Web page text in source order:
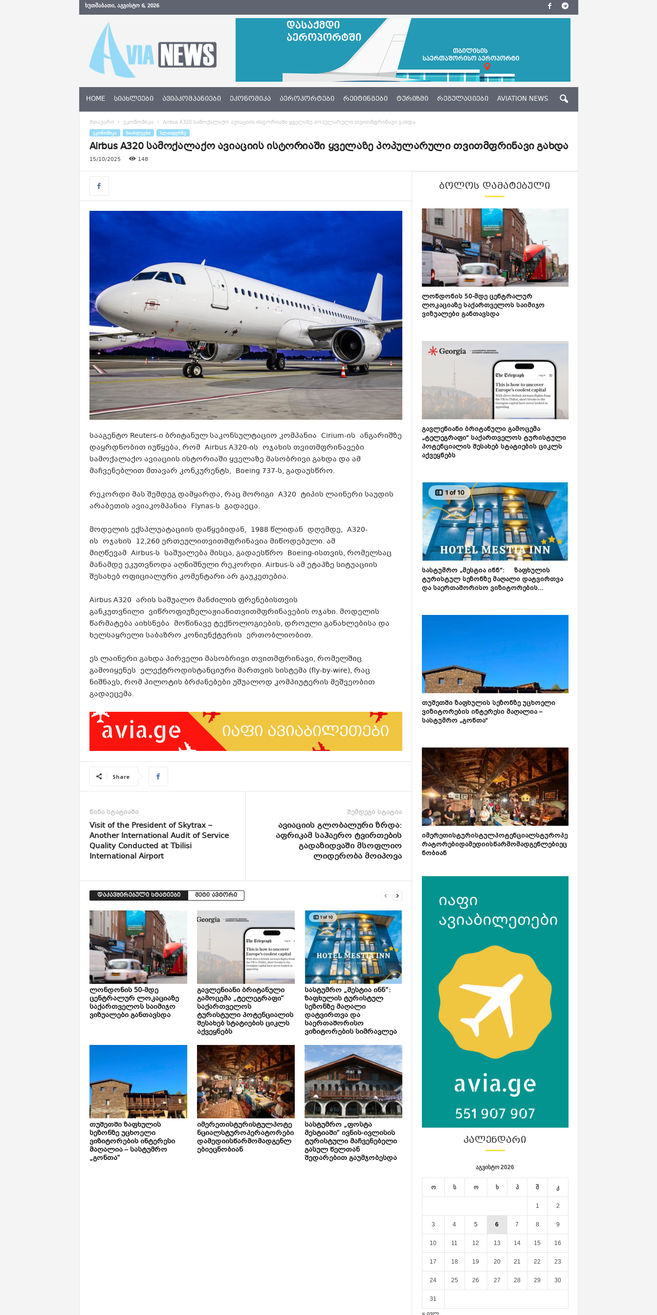
ᲮᲣᲗᲨᲐᲑᲐᲗᲘ, ᲐᲒᲕᲘᲡᲢᲝ 6, 2026
N
w
s
e
HOME ᲡᲘᲐᲮᲚᲔᲔᲑᲘ ᲐᲕᲘᲐᲙᲝᲛᲞᲐᲜᲘᲔᲑᲘ ᲔᲙᲝᲜᲝᲛᲘᲙᲐ ᲐᲔᲠᲝᲞᲝᲠᲢᲔᲑᲘ ᲠᲔᲘᲢᲘᲜᲒᲔᲑᲘ ᲢᲣᲠᲘᲖᲛᲘ ᲠᲔᲒᲣᲚᲐᲪᲘᲔᲑᲘ AVIATION NEWS
მთავარი ეკონომიკა Airbus A320 სამოქალაქო ავიაციის ისტორიაში ყველაზე პოპულარული თვითმფრინავი გახდა
ᲔᲙᲝᲜᲝᲛᲘᲙᲐ ᲡᲘᲐᲮᲚᲔᲔᲑᲘ ᲡᲚᲐᲘᲓᲔᲠᲖᲔ
Airbus A320 სამოქალაქო ავიაციის ისტორიაში ყველაზე პოპულარული თვითმფრინავი გახდა
15/10/2025 148
სააგენტო Reuters-ი ბრიტანულ საკონსულტაციო კომპანია Cirium-ის ანგარიშზე
დაყრდნობით იუწყება, რომ Airbus A320-ის ოჯახის თვითმფრინავები
სამოქალაქო ავიაციის ისტორიაში ყველაზე მასობრივი გახდა და ამ
მაჩვენებლით მთავარ კონკურენტს, Boeing 737-ს, გადაუსწრო.
რეკორდი მას შემდეგ დამყარდა, რაც მორიგი A320 ტიპის ლაინერი საუდის
არაბეთის ავიაკომპანია Flynas-ს გადაეცა.
მოდელის ექსპლუატაციის დაწყებიდან, 1988 წლიდან დღემდე, A320-
ის ოჯახის 12,260 ერთეულითვითმფრინავია მიწოდებული. ამ
მიღწევამ Airbus-ს საშუალება მისცა, გადაესწრო Boeing-ისთვის, რომელსაც
მანამდე ეკუთვნოდა აღნიშნული რეკორდი. Airbus-ს ამ ეტაპზე სიტუაციის
შესახებ ოფიციალური კომენტარი არ გაუკეთებია.
Airbus A320 არის საშუალო მანძილის ფრენებისთვის
განკუთვნილი ვიწროფიუზელაჟიანითვითმფრინავების ოჯახი. მოდელის
წარმატება აიხსნება მოწინავე ტექნოლოგიების, დროული განახლებისა და
ხელსაყრელი საბაზრო კონიუნქტურის ერთობლიობით.
ეს ლაინერი გახდა პირველი მასობრივი თვითმფრინავი, რომელშიც
გამოიყენეს ელექტროდისტანციური მართვის სისტემა (fly-by-wire), რაც
ნიშნავს, რომ პილოტის ბრძანებები უშუალოდ კომპიუტერის მეშვეობით
გადაეცემა.
Share
წინა სტატიაში
Visit of the President of Skytrax –
Another International Audit of Service
Quality Conducted at Tbilisi
International Airport
შემდეგი სტატია
ავიაციის გლობალური ზრდა:
აფრიკამ საჰაერო ტვირთების
გადაზიდვაში მსოფლიო
ლიდერობა მოიპოვა
დაკავშირებული სტატიები მეტი ავტორი
ლონდონის 50-მდე
ცენტრალურ ლოკაციაზე
საქართველოს საიმიჯო
ვიზუალები განთავსდა
გავლენიანი ბრიტანული
გამოცემა „ტელეგრაფი“
საქართველოს
ტურისტული პოტენციალის
შესახებ სტატიების ციკლს
აქვეყნებს
სასტუმრო „მესტია ინნ“:
ზაფხულის ტურისტულ
სეზონზე მაღალი
დატვირთვა და
საერთაშორისო
ვიზიტორების სიმრავლეა
თუშეთში ზაფხულის
სეზონზე უცხოელი
ვიზიტორების ინტერესი
მაღალია – სასტუმრო
„გონთა“
იმერეთისტურისტულპოტე
ნციალსტუროპერატორები
დამედიისწარმომადგენლ
ებიეცნობიან
სასტუმრო „ფოსტა
მესტიაში“ ივნის-ივლისის
ტურისტული მაჩვენებელი
გასულ წელთან
შედარებით გაუმჯობესდა
ᲑᲝᲚᲝᲡ ᲓᲐᲛᲐᲢᲔᲑᲣᲚᲘ
ლონდონის 50-მდე ცენტრალურ
ლოკაციაზე საქართველოს საიმიჯო
ვიზუალები განთავსდა
გავლენიანი ბრიტანული გამოცემა
„ტელეგრაფი“ საქართველოს ტურისტული
პოტენციალის შესახებ სტატიების ციკლს
აქვეყნებს
სასტუმრო „მესტია ინნ“: ზაფხულის
ტურისტულ სეზონზე მაღალი დატვირთვა
და საერთაშორისო ვიზიტორების...
თუშეთში ზაფხულის სეზონზე უცხოელი
ვიზიტორების ინტერესი მაღალია –
სასტუმრო „გონთა“
იმერეთისტურისტულპოტენციალსტუროპე
რატორებიდამედიისწარმომადგენლებიეც
ნობიან
ᲙᲐᲚᲔᲜᲓᲐᲠᲘ
აგვისტო 2026
ო ს ო ხ პ შ კ
1 2
3 4 5 6 7 8 9
10 11 12 13 14 15 16
17 18 19 20 21 22 23
24 25 26 27 28 29 30
31